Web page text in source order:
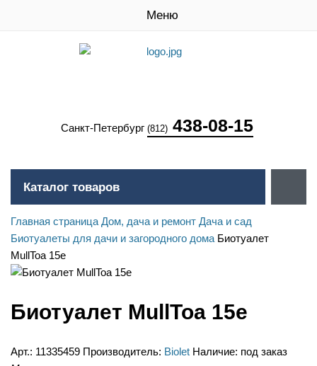
Меню
Санкт-Петербург (812) 438-08-15
Каталог товаров
Главная страница Дом, дача и ремонт Дача и сад
Биотуалеты для дачи и загородного дома Биотуалет
MullToa 15e
Биотуалет MullToa 15e
Арт.: 11335459 Производитель: Biolet Наличие: под заказ